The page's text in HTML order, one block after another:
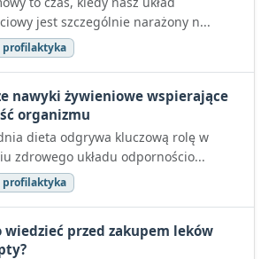
jest szczególnie narażony n...
profilaktyka
nawyki żywieniowe wspierające
organizmu
dieta odgrywa kluczową rolę w
zdrowego układu odpornościo...
profilaktyka
wiedzieć przed zakupem leków